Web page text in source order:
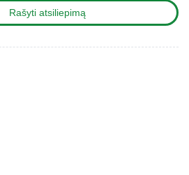
Rašyti atsiliepimą